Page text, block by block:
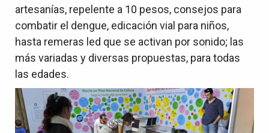
artesanías, repelente a 10 pesos, consejos para
combatir el dengue, edicación vial para niños,
hasta remeras led que se activan por sonido; las
más variadas y diversas propuestas, para todas
las edades.